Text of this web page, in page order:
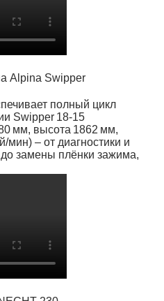
Alpina Swipper
полный цикл
Swipper 18‑15
мм, высота 1862 мм,
мин) – от диагностики и
замены плёнки зажима,